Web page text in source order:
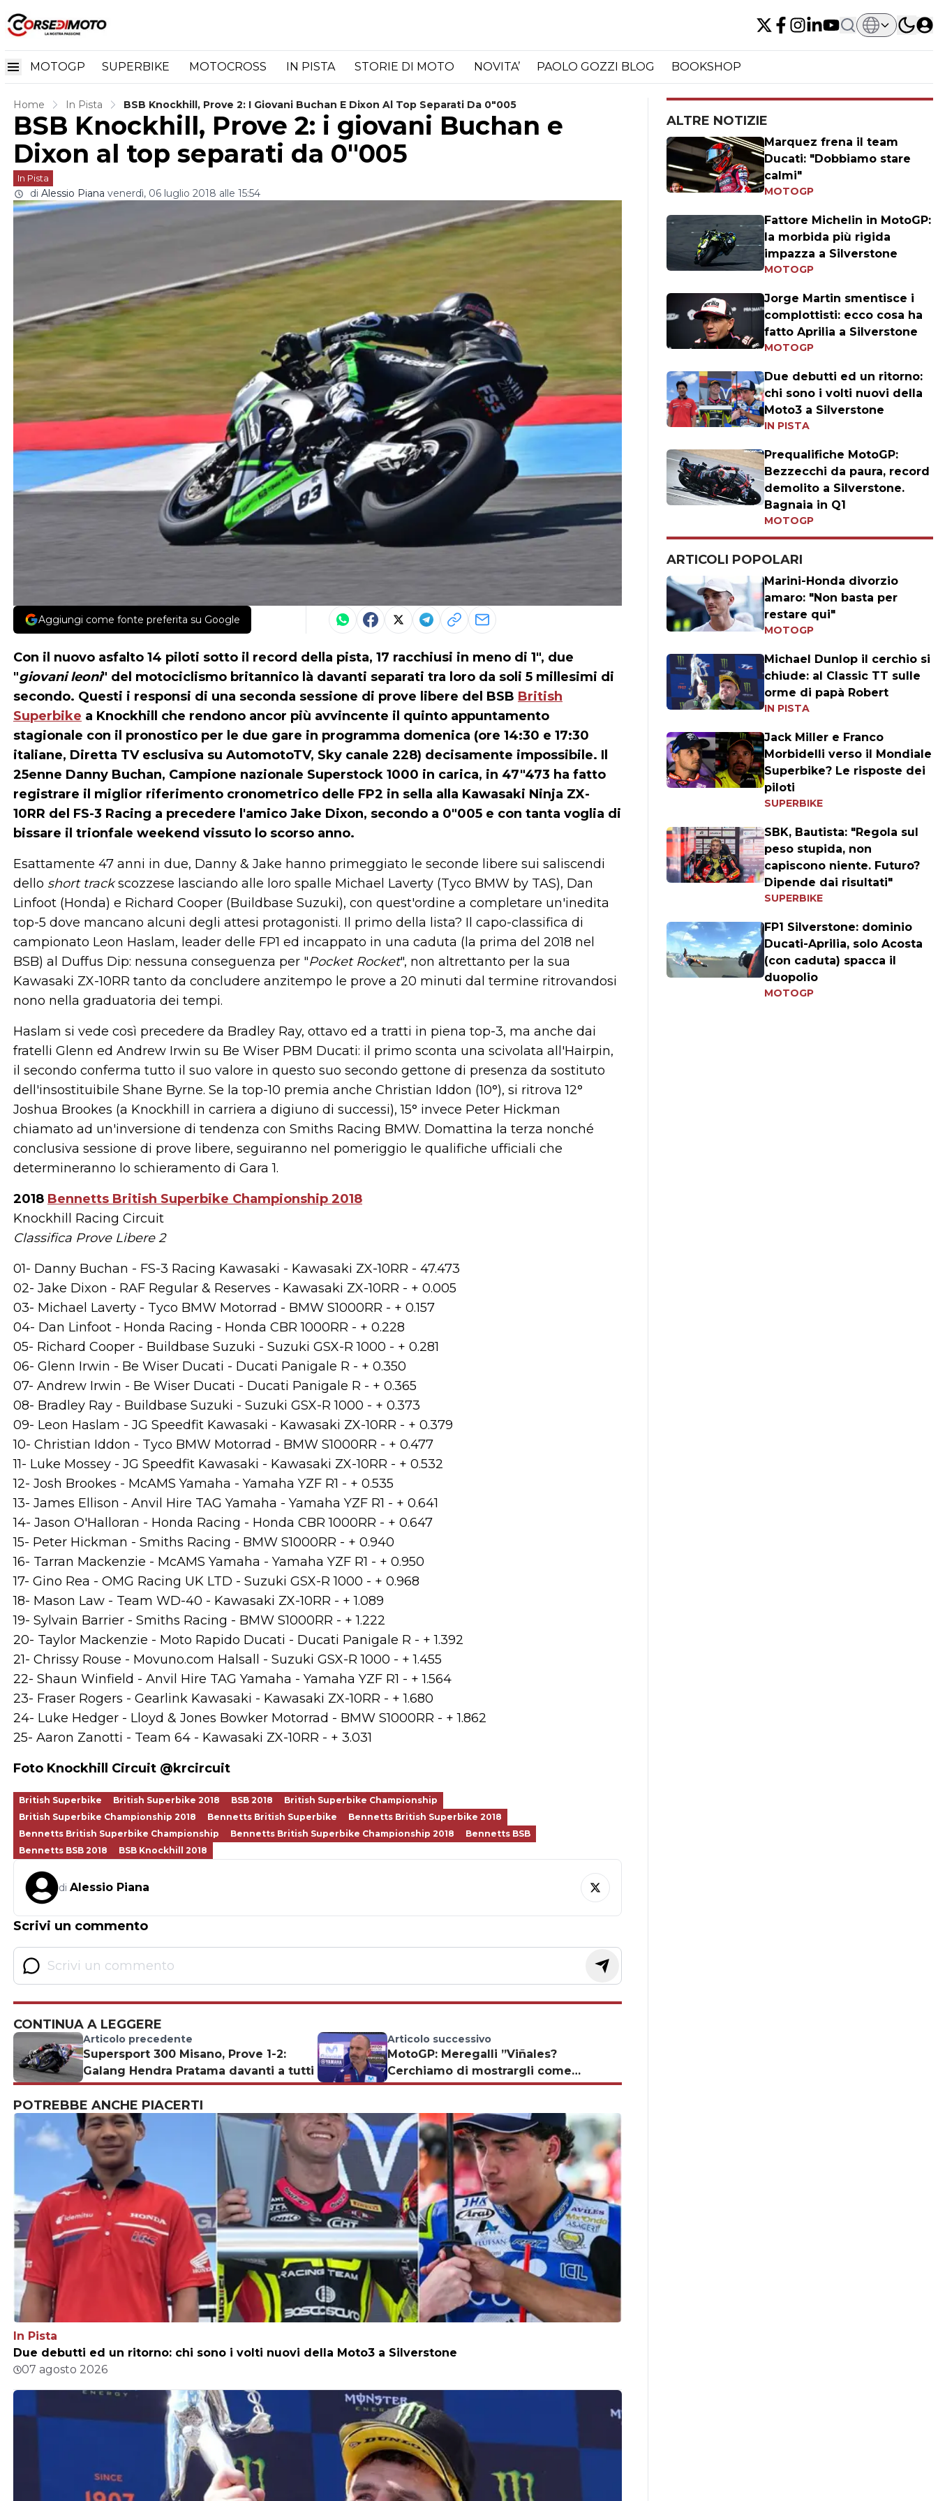
MOTOGP SUPERBIKE MOTOCROSS IN PISTA STORIE DI MOTO NOVITA’ PAOLO GOZZI BLOG BOOKSHOP
Home In Pista BSB Knockhill, Prove 2: I Giovani Buchan E Dixon Al Top Separati Da 0"005
BSB Knockhill, Prove 2: i giovani Buchan e
Dixon al top separati da 0"005
In Pista
di Alessio Piana venerdì, 06 luglio 2018 alle 15:54
Aggiungi come fonte preferita su Google
Con il nuovo asfalto 14 piloti sotto il record della pista, 17 racchiusi in meno di 1", due
"giovani leoni" del motociclismo britannico là davanti separati tra loro da soli 5 millesimi di
secondo. Questi i responsi di una seconda sessione di prove libere del BSB British
Superbike a Knockhill che rendono ancor più avvincente il quinto appuntamento
stagionale con il pronostico per le due gare in programma domenica (ore 14:30 e 17:30
italiane, Diretta TV esclusiva su AutomotoTV, Sky canale 228) decisamente impossibile. Il
25enne Danny Buchan, Campione nazionale Superstock 1000 in carica, in 47"473 ha fatto
registrare il miglior riferimento cronometrico delle FP2 in sella alla Kawasaki Ninja ZX-
10RR del FS-3 Racing a precedere l'amico Jake Dixon, secondo a 0"005 e con tanta voglia di
bissare il trionfale weekend vissuto lo scorso anno.
Esattamente 47 anni in due, Danny & Jake hanno primeggiato le seconde libere sui saliscendi
dello short trackscozzese lasciando alle loro spalle Michael Laverty (Tyco BMW by TAS), Dan
Linfoot (Honda) e Richard Cooper (Buildbase Suzuki), con quest'ordine a completare un'inedita
top-5 dove mancano alcuni degli attesi protagonisti. Il primo della lista? Il capo-classifica di
campionato Leon Haslam, leader delle FP1 ed incappato in una caduta (la prima del 2018 nel
BSB) al Duffus Dip: nessuna conseguenza per "Pocket Rocket", non altrettanto per la sua
Kawasaki ZX-10RR tanto da concludere anzitempo le prove a 20 minuti dal termine ritrovandosi
nono nella graduatoria dei tempi.
Haslam si vede così precedere da Bradley Ray, ottavo ed a tratti in piena top-3, ma anche dai
fratelli Glenn ed Andrew Irwin su Be Wiser PBM Ducati: il primo sconta una scivolata all'Hairpin,
il secondo conferma tutto il suo valore in questo suo secondo gettone di presenza da sostituto
dell'insostituibile Shane Byrne. Se la top-10 premia anche Christian Iddon (10°), si ritrova 12°
Joshua Brookes (a Knockhill in carriera a digiuno di successi), 15° invece Peter Hickman
chiamato ad un'inversione di tendenza con Smiths Racing BMW. Domattina la terza nonché
conclusiva sessione di prove libere, seguiranno nel pomeriggio le qualifiche ufficiali che
determineranno lo schieramento di Gara 1.
2018 Bennetts British Superbike Championship 2018
Knockhill Racing Circuit
Classifica Prove Libere 2
01- Danny Buchan - FS-3 Racing Kawasaki - Kawasaki ZX-10RR - 47.473
02- Jake Dixon - RAF Regular & Reserves - Kawasaki ZX-10RR - + 0.005
03- Michael Laverty - Tyco BMW Motorrad - BMW S1000RR - + 0.157
04- Dan Linfoot - Honda Racing - Honda CBR 1000RR - + 0.228
05- Richard Cooper - Buildbase Suzuki - Suzuki GSX-R 1000 - + 0.281
06- Glenn Irwin - Be Wiser Ducati - Ducati Panigale R - + 0.350
07- Andrew Irwin - Be Wiser Ducati - Ducati Panigale R - + 0.365
08- Bradley Ray - Buildbase Suzuki - Suzuki GSX-R 1000 - + 0.373
09- Leon Haslam - JG Speedfit Kawasaki - Kawasaki ZX-10RR - + 0.379
10- Christian Iddon - Tyco BMW Motorrad - BMW S1000RR - + 0.477
11- Luke Mossey - JG Speedfit Kawasaki - Kawasaki ZX-10RR - + 0.532
12- Josh Brookes - McAMS Yamaha - Yamaha YZF R1 - + 0.535
13- James Ellison - Anvil Hire TAG Yamaha - Yamaha YZF R1 - + 0.641
14- Jason O'Halloran - Honda Racing - Honda CBR 1000RR - + 0.647
15- Peter Hickman - Smiths Racing - BMW S1000RR - + 0.940
16- Tarran Mackenzie - McAMS Yamaha - Yamaha YZF R1 - + 0.950
17- Gino Rea - OMG Racing UK LTD - Suzuki GSX-R 1000 - + 0.968
18- Mason Law - Team WD-40 - Kawasaki ZX-10RR - + 1.089
19- Sylvain Barrier - Smiths Racing - BMW S1000RR - + 1.222
20- Taylor Mackenzie - Moto Rapido Ducati - Ducati Panigale R - + 1.392
21- Chrissy Rouse - Movuno.com Halsall - Suzuki GSX-R 1000 - + 1.455
22- Shaun Winfield - Anvil Hire TAG Yamaha - Yamaha YZF R1 - + 1.564
23- Fraser Rogers - Gearlink Kawasaki - Kawasaki ZX-10RR - + 1.680
24- Luke Hedger - Lloyd & Jones Bowker Motorrad - BMW S1000RR - + 1.862
25- Aaron Zanotti - Team 64 - Kawasaki ZX-10RR - + 3.031
Foto Knockhill Circuit @krcircuit
British Superbike British Superbike 2018 BSB 2018
British Superbike Championship
British Superbike Championship 2018
Bennetts British Superbike
Bennetts British Superbike 2018
Bennetts British Superbike Championship
Bennetts British Superbike Championship 2018
Bennetts BSB
Bennetts BSB 2018
BSB Knockhill 2018
di Alessio Piana
Scrivi un commento
CONTINUA A LEGGERE
Articolo precedente
Supersport 300 Misano, Prove 1-2:
Galang Hendra Pratama davanti a tutti
Articolo successivo
MotoGP: Meregalli ”Viñales?
Cerchiamo di mostrargli come
affrontare ogni situazione”
POTREBBE ANCHE PIACERTI
In Pista
Due debutti ed un ritorno: chi sono i volti nuovi della Moto3 a Silverstone
07 agosto 2026
ALTRE NOTIZIE
Marquez frena il team
Ducati: "Dobbiamo stare
calmi"
MOTOGP
Fattore Michelin in MotoGP:
la morbida più rigida
impazza a Silverstone
MOTOGP
Jorge Martin smentisce i
complottisti: ecco cosa ha
fatto Aprilia a Silverstone
MOTOGP
Due debutti ed un ritorno:
chi sono i volti nuovi della
Moto3 a Silverstone
IN PISTA
Prequalifiche MotoGP:
Bezzecchi da paura, record
demolito a Silverstone.
Bagnaia in Q1
MOTOGP
ARTICOLI POPOLARI
Marini-Honda divorzio
amaro: "Non basta per
restare qui"
MOTOGP
Michael Dunlop il cerchio si
chiude: al Classic TT sulle
orme di papà Robert
IN PISTA
Jack Miller e Franco
Morbidelli verso il Mondiale
Superbike? Le risposte dei
piloti
SUPERBIKE
SBK, Bautista: "Regola sul
peso stupida, non
capiscono niente. Futuro?
Dipende dai risultati"
SUPERBIKE
FP1 Silverstone: dominio
Ducati-Aprilia, solo Acosta
(con caduta) spacca il
duopolio
MOTOGP